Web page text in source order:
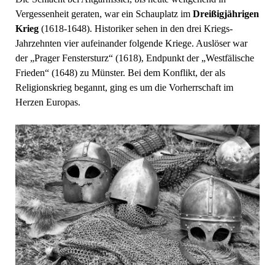
Vergessenheit geraten, war ein Schauplatz imDreißigjährigen
Krieg (1618-1648). Historiker sehen in den drei Kriegs-
Jahrzehnten vier aufeinander folgende Kriege. Auslöser war
der „Prager Fenstersturz“ (1618), Endpunkt der „Westfälische
Frieden“ (1648) zu Münster. Bei dem Konflikt, der als
Religionskrieg begannt, ging es um die Vorherrschaft im
Herzen Europas.